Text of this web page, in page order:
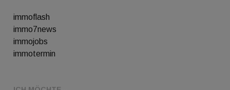
immoflash
immo7news
immojobs
immotermin